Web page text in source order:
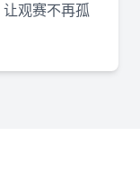
观赛不再孤